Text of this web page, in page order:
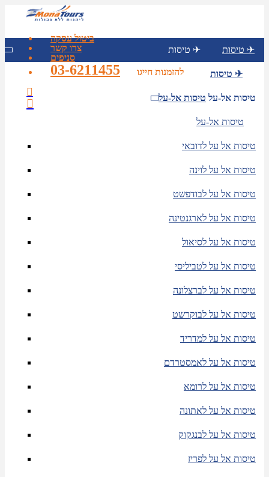
ביטול עסקה
צרו קשר
סניפים
להזמנות חייגו
03-6211455
טיסות ✈ טיסות ✈
טיסות ✈
טיסות אל-על טיסות אל-על
טיסות אל-על
טיסות אל על לדובאי
טיסות אל על לוינה
טיסות אל על לבודפשט
טיסות אל על לארגנטינה
טיסות אל על לסיאול
טיסות אל על לטביליסי
טיסות אל על לברצלונה
טיסות אל על לבוקרשט
טיסות אל על למדריד
טיסות אל על לאמסטרדם
טיסות אל על לרומא
טיסות אל על לאתונה
טיסות אל על לבנגקוק
טיסות אל על לפריז